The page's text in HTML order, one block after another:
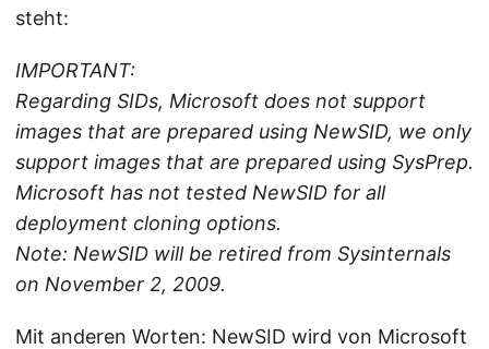
steht:
IMPORTANT:
Regarding SIDs, Microsoft does not support
images that are prepared using NewSID, we only
support images that are prepared using SysPrep.
Microsoft has not tested NewSID for all
deployment cloning options.
Note: NewSID will be retired from Sysinternals
on November 2, 2009.
Mit anderen Worten: NewSID wird von Microsoft